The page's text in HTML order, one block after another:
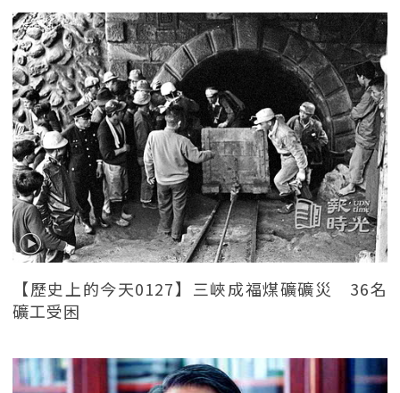
【歷史上的今天0127】三峽成福煤礦礦災 36名
礦工受困